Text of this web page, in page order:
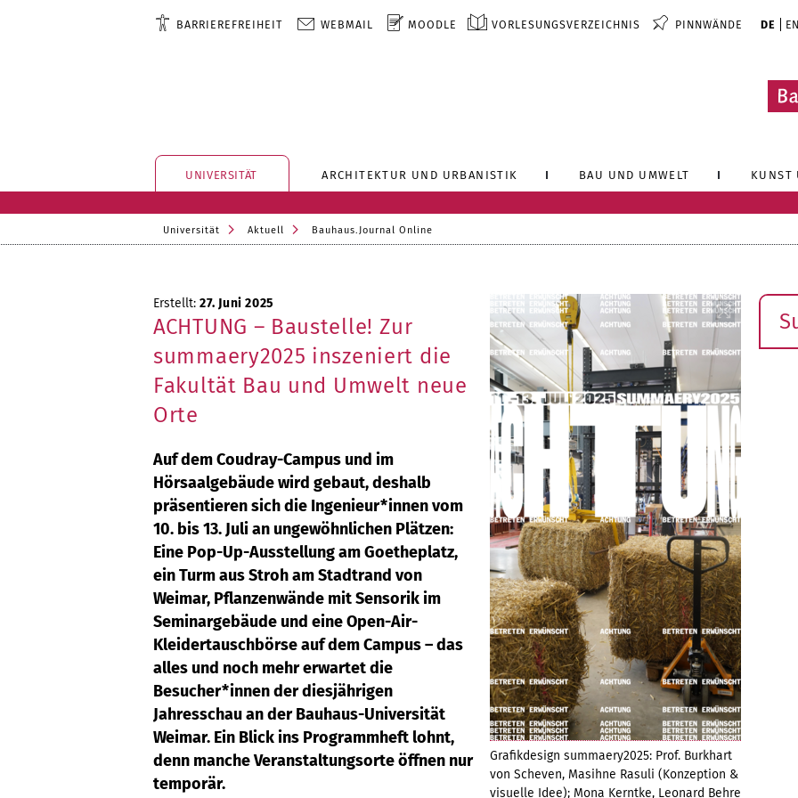
BARRIEREFREIHEIT WEBMAIL MOODLE VORLESUNGSVERZEICHNIS PINNWÄNDE DE EN
UNIVERSITÄT ARCHITEKTUR UND URBANISTIK BAU UND UMWELT KUNST
Universität Aktuell Bauhaus.Journal Online
Grafikdesign summaery2025: Prof. Burkhart
von Scheven, Masihne Rasuli (Konzeption &
visuelle Idee); Mona Kerntke, Leonard Behre
Erstellt: 27. Juni 2025
ACHTUNG – Baustelle! Zur
summaery2025 inszeniert die
Fakultät Bau und Umwelt neue
Orte
Auf dem Coudray-Campus und im
Hörsaalgebäude wird gebaut, deshalb
präsentieren sich die Ingenieur*innen vom
10. bis 13. Juli an ungewöhnlichen Plätzen:
Eine Pop-Up-Ausstellung am Goetheplatz,
ein Turm aus Stroh am Stadtrand von
Weimar, Pflanzenwände mit Sensorik im
Seminargebäude und eine Open-Air-
Kleidertauschbörse auf dem Campus – das
alles und noch mehr erwartet die
Besucher*innen der diesjährigen
Jahresschau an der Bauhaus-Universität
Weimar. Ein Blick ins Programmheft lohnt,
denn manche Veranstaltungsorte öffnen nur
temporär.
Suche